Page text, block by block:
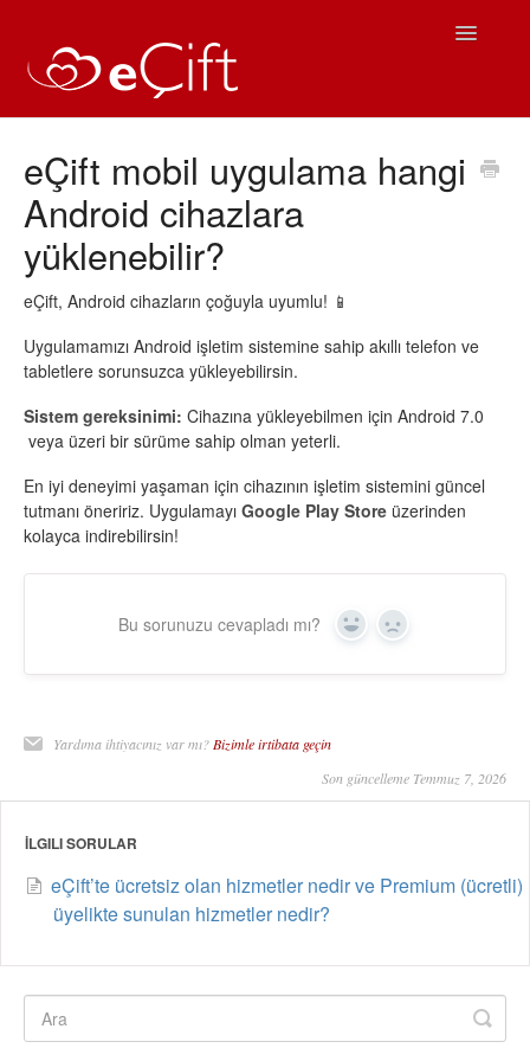
Toggle
eÇift Kullanım
Sıkça Sorulan Sorular
iOS Yardım
Android Yardım
İletişim
eÇift mobil uygulama hangi
Android cihazlara
yüklenebilir?
eÇift, Android cihazların çoğuyla uyumlu! 📱
Uygulamamızı Android işletim sistemine sahip akıllı telefon ve
tabletlere sorunsuzca yükleyebilirsin.
Sistem gereksinimi: Cihazına yükleyebilmen için Android 7.0
veya üzeri bir sürüme sahip olman yeterli.
En iyi deneyimi yaşaman için cihazının işletim sistemini güncel
tutmanı öneririz. Uygulamayı Google Play Store üzerinden
kolayca indirebilirsin!
Bu sorunuzu cevapladı mı? Yes No
Yardıma ihtiyacınız var mı?Bizimle irtibata geçin
Son güncelleme Temmuz 7, 2026
İLGILI SORULAR
eÇift’te ücretsiz olan hizmetler nedir ve Premium (ücretli)
üyelikte sunulan hizmetler nedir?